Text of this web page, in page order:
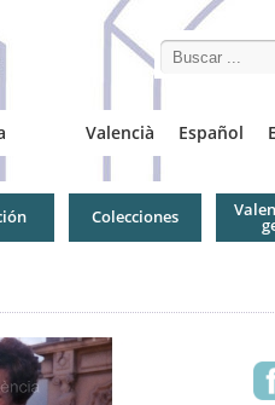
Search this site
Valencià Español
Colecciones